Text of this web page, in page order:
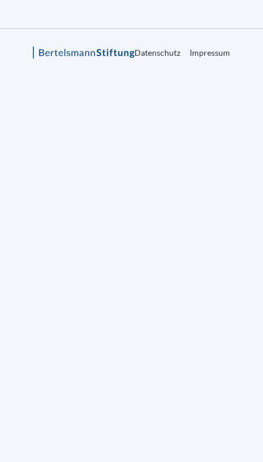
Datenschutz Impressum